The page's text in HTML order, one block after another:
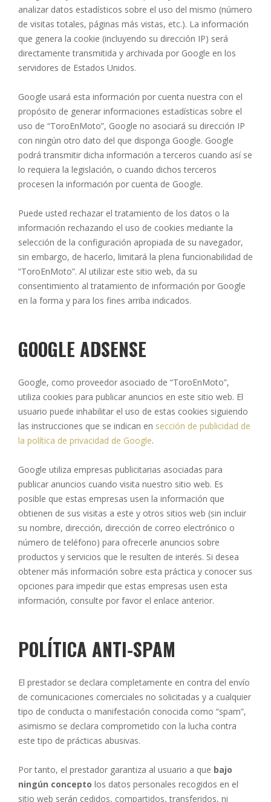
analizar datos estadísticos sobre el uso del mismo (número
de visitas totales, páginas más vistas, etc.). La información
que genera la cookie (incluyendo su dirección IP) será
directamente transmitida y archivada por Google en los
servidores de Estados Unidos.
Google usará esta información por cuenta nuestra con el
propósito de generar informaciones estadísticas sobre el
uso de “ToroEnMoto”, Google no asociará su dirección IP
con ningún otro dato del que disponga Google. Google
podrá transmitir dicha información a terceros cuando así se
lo requiera la legislación, o cuando dichos terceros
procesen la información por cuenta de Google.
Puede usted rechazar el tratamiento de los datos o la
información rechazando el uso de cookies mediante la
selección de la configuración apropiada de su navegador,
sin embargo, de hacerlo, limitará la plena funcionabilidad de
“ToroEnMoto”. Al utilizar este sitio web, da su
consentimiento al tratamiento de información por Google
en la forma y para los fines arriba indicados.
GOOGLE ADSENSE
Google, como proveedor asociado de “ToroEnMoto”,
utiliza cookies para publicar anuncios en este sitio web. El
usuario puede inhabilitar el uso de estas cookies siguiendo
las instrucciones que se indican en sección de publicidad de
la política de privacidad de Google.
Google utiliza empresas publicitarias asociadas para
publicar anuncios cuando visita nuestro sitio web. Es
posible que estas empresas usen la información que
obtienen de sus visitas a este y otros sitios web (sin incluir
su nombre, dirección, dirección de correo electrónico o
número de teléfono) para ofrecerle anuncios sobre
productos y servicios que le resulten de interés. Si desea
obtener más información sobre esta práctica y conocer sus
opciones para impedir que estas empresas usen esta
información, consulte por favor el enlace anterior.
POLÍTICA ANTI-SPAM
El prestador se declara completamente en contra del envío
de comunicaciones comerciales no solicitadas y a cualquier
tipo de conducta o manifestación conocida como “spam”,
asimismo se declara comprometido con la lucha contra
este tipo de prácticas abusivas.
Por tanto, el prestador garantiza al usuario a que bajo
ningún concepto los datos personales recogidos en el
sitio web serán cedidos, compartidos, transferidos, ni